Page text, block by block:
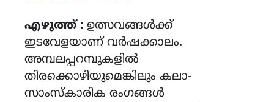
എഴുത്ത് : ഉത്സവങ്ങൾക്ക്
ഇടവേളയാണ് വർഷക്കാലം.
അമ്പലപ്പറമ്പുകളിൽ
തിരക്കൊഴിയുമെങ്കിലും കലാ-
സാംസ്കാരിക രംഗങ്ങൾ